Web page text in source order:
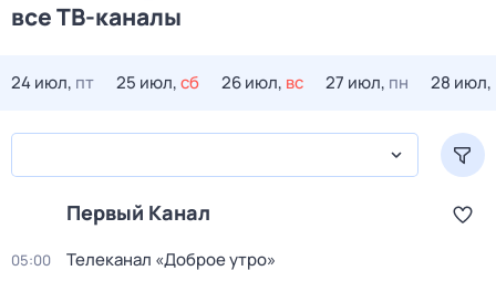
все ТВ-каналы
24 июл, пт 25 июл,сб 26 июл, вс 27 июл, пн 28 июл,
Первый Канал
05:00 Телеканал «Доброе утро»